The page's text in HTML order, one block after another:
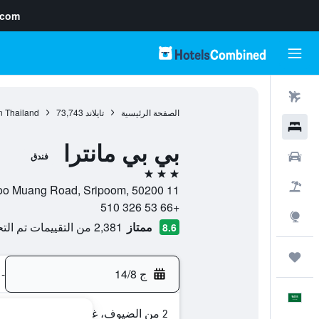
الصفحة الرئيسية تايلاند 73,743
Thailand
بي بي مانترا فندق
3 نجوم
11 Soi 7 Moo Muang Road, Sripoom, 50200, شيانج ماي, محافظة شيانغ ماي, تايلاند
+66 53 326 510
8.6 ممتاز 2,381 من التقييمات تم التحقق منها
ج 14/8 -
2 من الضيوف، غرفة واحدة